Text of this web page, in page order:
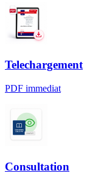
Telechargement
PDF immediat
Consultation